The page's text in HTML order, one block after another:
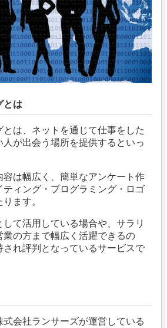
とは
とは、ネットを通じて仕事をした
が出会う場所を提供するといっ
容は幅広く、簡単なアンケート作
ティング・プログラミング・ロゴ
ます。
て活用している場合や、サラリ
業の方まで幅広く活躍できるの
され評判となっているサービスで
会社ランサーズが運営している